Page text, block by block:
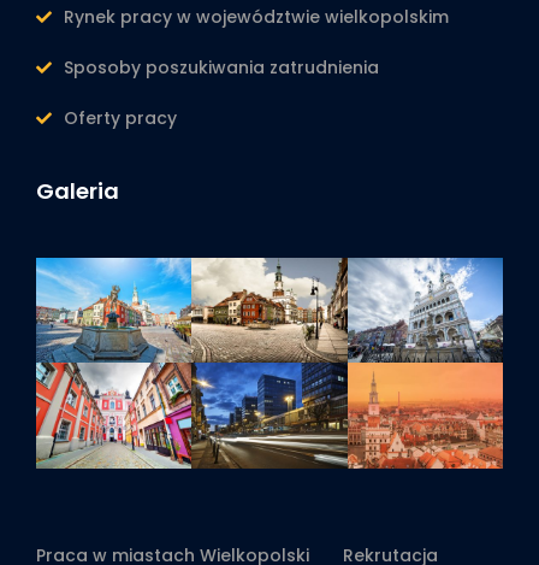
Rynek pracy w województwie wielkopolskim
Sposoby poszukiwania zatrudnienia
Oferty pracy
Galeria
Praca w miastach Wielkopolski Rekrutacja